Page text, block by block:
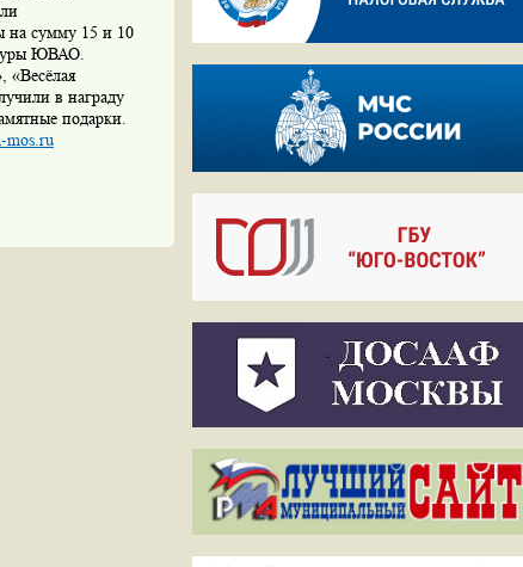
на сумму 15 и 10
ЮВАО.
«Весёлая
в награду
подарки.
mos.ru